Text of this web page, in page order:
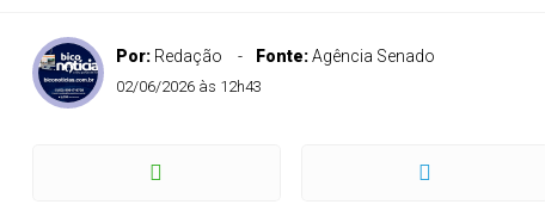
Por: Redação Fonte:Agência Senado
02/06/2026 às 12h43